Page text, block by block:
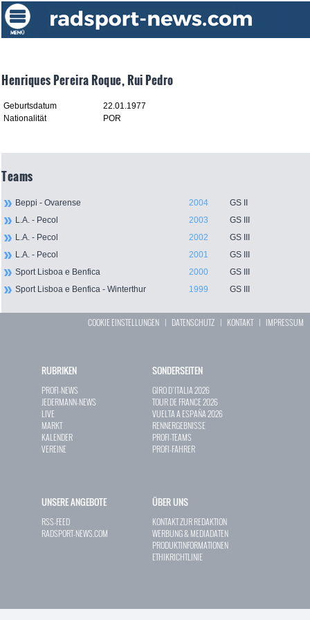
Henriques Pereira Roque, Rui Pedro
Geburtsdatum
22.01.1977
Nationalität
POR
Teams
Beppi - Ovarense 2004
GS II
L.A. - Pecol
2003
GS III
L.A. - Pecol
2002
GS III
L.A. - Pecol
2001
GS III
Sport Lisboa e Benfica
2000
GS III
Sport Lisboa e Benfica - Winterthur
1999 GS III
COOKIE EINSTELLUNGEN | DATENSCHUTZ | KONTAKT| IMPRESSUM
RUBRIKEN
PROFI-NEWS
JEDERMANN-NEWS
LIVE
MARKT
KALENDER
VEREINE
SONDERSEITEN
GIRO D`ITALIA 2026
TOUR DE FRANCE 2026
VUELTA A ESPAÑA 2026
RENNERGEBNISSE
PROFI-TEAMS
PROFI-FAHRER
UNSERE ANGEBOTE
RSS-FEED
RADSPORT-NEWS.COM
ÜBER UNS
KONTAKT ZUR REDAKTION
WERBUNG & MEDIADATEN
PRODUKTINFORMATIONEN
ETHIKRICHTLINIE